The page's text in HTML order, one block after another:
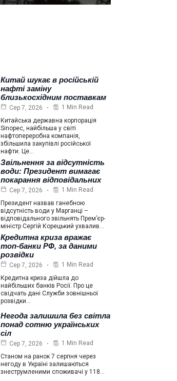
Китай шукає в російській
нафті заміну
близькосхідним поставкам
Сер 7, 2026
1 Min Read
Китайська державна корпорація
Sinopec, найбільша у світі
нафтопереробна компанія,
збільшила закупівлі російської
нафти. Це…
Звільнення за відсутність
води: Президент вимагає
покарання відповідальних
Сер 7, 2026
1 Min Read
Президент назвав ганебною
відсутність води у Марганці –
відповідального звільнять Прем’єр-
міністр Сергій Корецький ухвалив…
Кредитна криза вражає
топ-банки РФ, за даними
розвідки
Сер 7, 2026
1 Min Read
Кредитна криза дійшла до
найбільших банків Росії. Про це
свідчать дані Служби зовнішньої
розвідки…
Негода залишила без світла
понад сотню українських
сіл
Сер 7, 2026
1 Min Read
Станом на ранок 7 серпня через
негоду в Україні залишаються
знеструмленими споживачі у 118…